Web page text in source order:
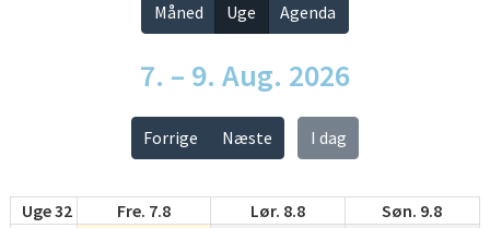
Forrige Næste I dag
7. – 9. Aug. 2026
Måned Uge Agenda
Uge 32 Fre. 7.8 Lør. 8.8
Søn. 9.8